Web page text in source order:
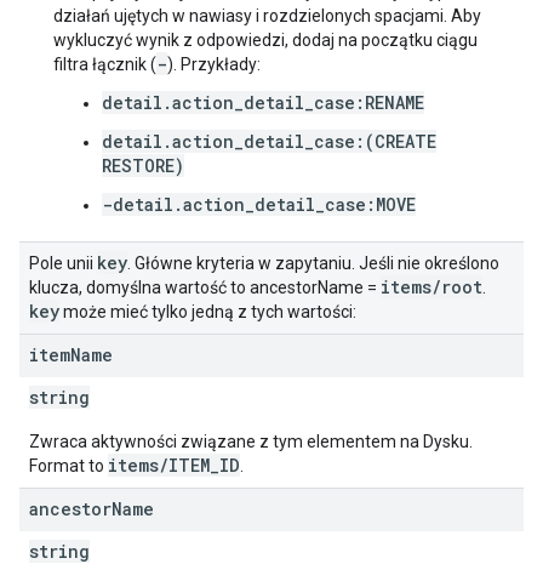
działań ujętych w nawiasy i rozdzielonych spacjami. Aby
wykluczyć wynik z odpowiedzi, dodaj na początku ciągu
filtra łącznik (-). Przykłady:
detail.action_detail_case:RENAME
detail.action_detail_case:(CREATE
RESTORE)
-detail.action_detail_case:MOVE
Pole unii key . Główne kryteria w zapytaniu. Jeśli nie określono
klucza, domyślna wartość to ancestorName = items/root
keymoże mieć tylko jedną z tych wartości:
itemName
string
Zwraca aktywności związane z tym elementem na Dysku.
Format to items/ITEM_ID
ancestorName
string